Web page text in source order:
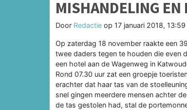
MISHANDELING EN
Door Redactie op 17 januari 2018, 13:59
Op zaterdag 18 november raakte een
twee daders tegen te houden die even
een hotel aan de Wagenweg in
Rond 07.30 uur zat een groepje
erachter dat haar tas van de
snel gingen meerdere mensen achter
de tas gestolen had, stal de